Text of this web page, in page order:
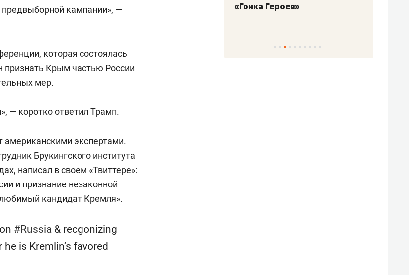
кампании», —
которая состоялась
признать Крым частью России
мер.
— коротко ответил Трамп.
американскими экспертами.
Брукингского института
написал в своем «Твиттере»:
и признание незаконной
кандидат Кремля».
#Russia& recgonizing
is Kremlin’s favored
состоянием как основа
антихрупких команд
«Гонка Героев»